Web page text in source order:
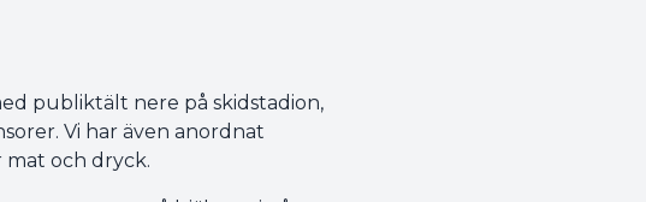
publiktält nere på skidstadion,
Vi har även anordnat
och dryck.